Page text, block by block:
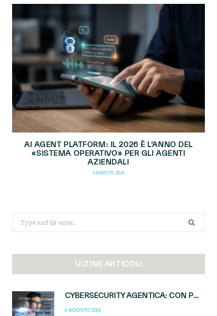
AI AGENT PLATFORM: IL 2026 È L’ANNO DEL
«SISTEMA OPERATIVO» PER GLI AGENTI
AZIENDALI
3 AGOSTO 2026
for:
ULTIMI ARTICOLI
CYBERSECURITY AGENTICA: CON PERCEPTION E MAI-CYBER-1-FLASH MICROSOFT APRE NUOVI SERVIZI PER IL CANALE
6 AGOSTO 2026